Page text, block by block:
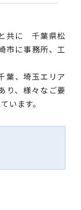
共に 千葉県松
市に事務所、工
葉、埼玉エリア
、 様々なご要
います。